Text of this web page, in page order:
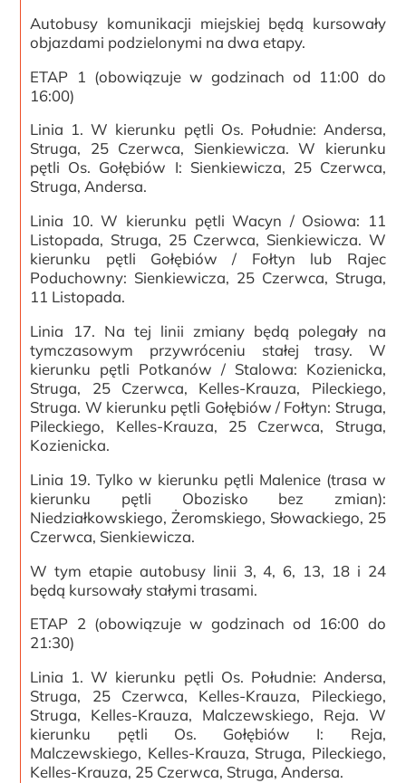
Autobusy komunikacji miejskiej będą kursowały
objazdami podzielonymi na dwa etapy.
ETAP 1 (obowiązuje w godzinach od 11:00 do
16:00)
Linia 1. W kierunku pętli Os. Południe: Andersa,
Struga, 25 Czerwca, Sienkiewicza. W kierunku
pętli Os. Gołębiów I: Sienkiewicza, 25 Czerwca,
Struga, Andersa.
Linia 10. W kierunku pętli Wacyn / Osiowa: 11
Listopada, Struga, 25 Czerwca, Sienkiewicza. W
kierunku pętli Gołębiów / Fołtyn lub Rajec
Poduchowny: Sienkiewicza, 25 Czerwca, Struga,
11 Listopada.
Linia 17. Na tej linii zmiany będą polegały na
tymczasowym przywróceniu stałej trasy. W
kierunku pętli Potkanów / Stalowa: Kozienicka,
Struga, 25 Czerwca, Kelles-Krauza, Pileckiego,
Struga. W kierunku pętli Gołębiów / Fołtyn: Struga,
Pileckiego, Kelles-Krauza, 25 Czerwca, Struga,
Kozienicka.
Linia 19. Tylko w kierunku pętli Malenice (trasa w
kierunku pętli Obozisko bez zmian):
Niedziałkowskiego, Żeromskiego, Słowackiego, 25
Czerwca, Sienkiewicza.
W tym etapie autobusy linii 3, 4, 6, 13, 18 i 24
będą kursowały stałymi trasami.
ETAP 2 (obowiązuje w godzinach od 16:00 do
21:30)
Linia 1. W kierunku pętli Os. Południe: Andersa,
Struga, 25 Czerwca, Kelles-Krauza, Pileckiego,
Struga, Kelles-Krauza, Malczewskiego, Reja. W
kierunku pętli Os. Gołębiów I: Reja,
Malczewskiego, Kelles-Krauza, Struga, Pileckiego,
Kelles-Krauza, 25 Czerwca, Struga, Andersa.